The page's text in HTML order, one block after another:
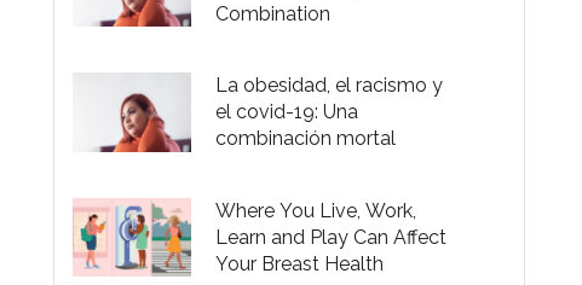
Combination
La obesidad, el racismo y
el covid-19: Una
combinación mortal
Where You Live, Work,
Learn and Play Can Affect
Your Breast Health